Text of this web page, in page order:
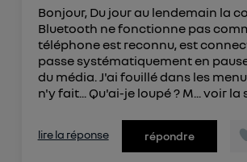
Bonjour, Du jour au lendemain la
Bluetooth ne fonctionne pas
téléphone est reconnu, est
passe systématiquement en
du média. J'ai fouillé dans les
n'y fait... Qu'ai-je loupé ? M...voir la
lire la réponse répondre